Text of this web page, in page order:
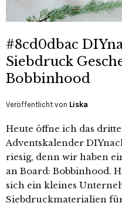
#8cd0dbac
Siebdruck
Bobbinhood
Veröffentlicht von Liska
Heute öffne ich das
Adventskalender
riesig, denn wir haben
an Board: Bobbinhood.
sich ein kleines
Siebdruckmaterialien